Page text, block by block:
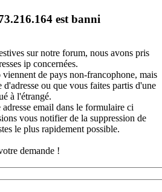
est banni
sur notre forum, nous avons pris
ip concernées.
viennent de pays non-francophone, mais
ou que vous faites partis d'une
à l'étrangé.
email dans le formulaire ci
vous notifier de la suppression de
le plus rapidement possible.
demande !